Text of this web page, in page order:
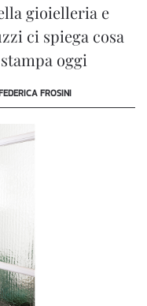
gioielleria e
ci spiega cosa
oggi
FROSINI